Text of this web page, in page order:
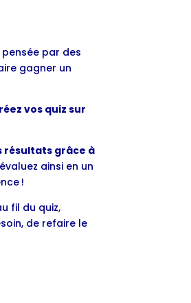
par des
gagner un
vos quiz sur
résultats grâce à
ainsi en un
!
fil du quiz,
de refaire le